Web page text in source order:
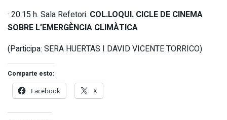
· 20.15 h. Sala Refetori. COL.LOQUI. CICLE DE CINEMA
SOBRE L’EMERGÈNCIA CLIMÀTICA
(Participa: SERA HUERTAS I DAVID VICENTE TORRICO)
Comparte esto:
Facebook
X